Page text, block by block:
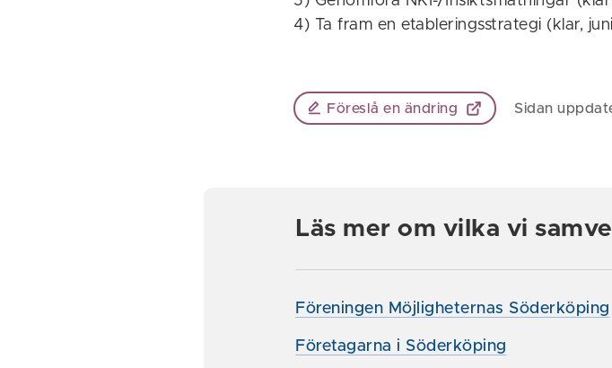
4) Ta fram en etableringsstrategi (klar,
Föreslå en ändring Sidan
Läs mer om vilka vi
Föreningen Möjligheternas Söderköping
Företagarna i Söderköping